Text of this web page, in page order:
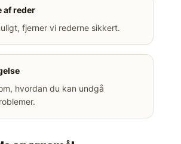
af reder
fjerner vi rederne sikkert.
hvordan du kan undgå